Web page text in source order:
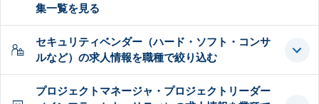
集一覧を見る
セキュリティベンダー（ハード・ソフト・コンサ
ルなど）の求人情報を職種で絞り込む
プロジェクトマネージャ・プロジェクトリーダー